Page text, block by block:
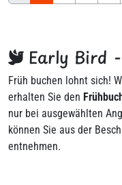
Early Bird
Früh buchen lohnt sich!
erhalten Sie den
nur bei ausgewählten
können Sie aus der
entnehmen.